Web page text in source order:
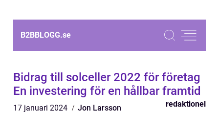
B2BBLOGG.se
Bidrag till solceller 2022 för företag
En investering för en hållbar framtid
17 januari 2024 Jon Larsson redaktionel